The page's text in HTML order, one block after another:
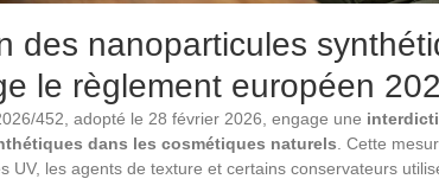
des nanoparticules
le règlement européen
452, adopté le 28 février 2026, engage une
dans les cosmétiques naturels . Cette
UV, les agents de texture et certains conservateurs